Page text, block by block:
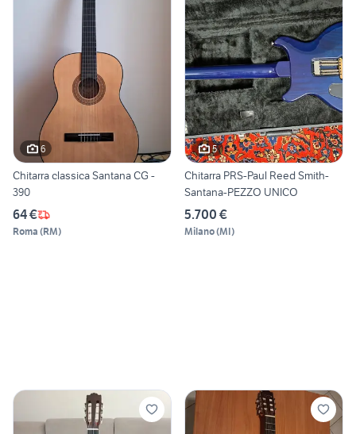
6
Chitarra classica Santana CG -
390
64 €
Roma (RM)
5
Chitarra PRS-Paul Reed Smith-
Santana-PEZZO UNICO
5.700 €
Milano(MI)